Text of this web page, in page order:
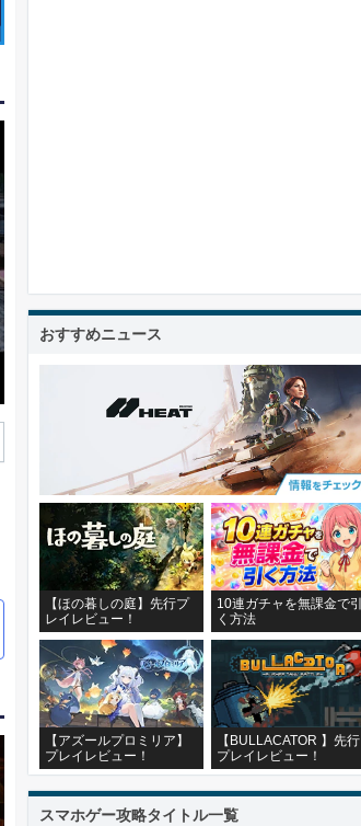
おすすめニュース
【ほの暮しの庭】先行プ
レイレビュー！
10連ガチャを無課金で引
く方法
【アズールプロミリア】
プレイレビュー！
【BULLACATOR 】先行
プレイレビュー！
スマホゲー攻略タイトル一覧